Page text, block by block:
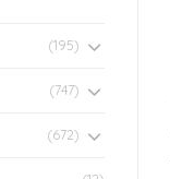
(195)
(747)
(672)